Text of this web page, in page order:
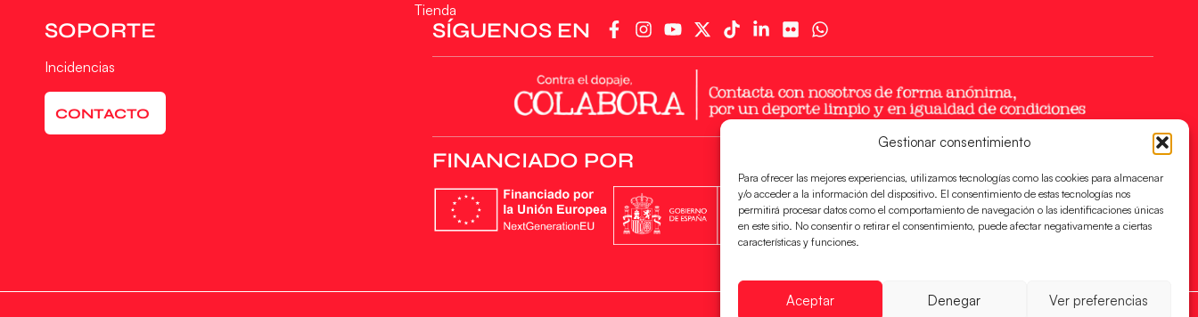
Gestionar consentimiento
Para ofrecer las mejores experiencias, utilizamos tecnologías como las cookies para almacenar
y/o acceder a la información del dispositivo. El consentimiento de estas tecnologías nos
permitirá procesar datos como el comportamiento de navegación o las identificaciones únicas
en este sitio. No consentir o retirar el consentimiento, puede afectar negativamente a ciertas
características y funciones.
Aceptar Denegar Ver preferencias
Tienda
SOPORTE
Incidencias
CONTACTO
SÍGUENOS EN
FINANCIADO POR